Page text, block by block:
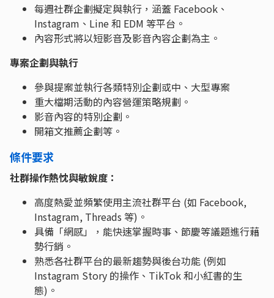
每週社群企劃擬定與執行，涵蓋 Facebook、
Instagram、Line 和 EDM 等平台。
內容形式將以短影音及影音內容企劃為主。
專案企劃與執行
參與提案並執行各類特別企劃或中、大型專案
重大檔期活動的內容營運策略規劃。
影音內容的特別企劃。
開箱文推薦企劃等。
條件要求
社群操作熱忱與敏銳度：
高度熱愛並頻繁使用主流社群平台 (如 Facebook,
Instagram, Threads 等)。
具備「網感」，能快速掌握時事、節慶等議題進行藉
勢行銷。
熟悉各社群平台的最新趨勢與後台功能 (例如
Instagram Story 的操作、TikTok 和小紅書的生
態)。